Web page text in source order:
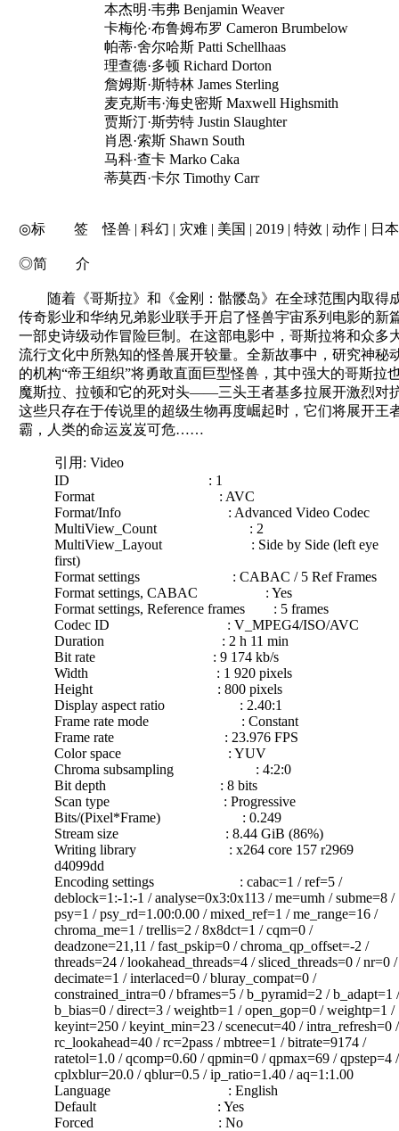
本杰明·韦弗 Benjamin Weaver
卡梅伦·布鲁姆布罗 Cameron Brumbelow
帕蒂·舍尔哈斯 Patti Schellhaas
理查德·多顿 Richard Dorton
詹姆斯·斯特林 James Sterling
麦克斯韦·海史密斯 Maxwell Highsmith
贾斯汀·斯劳特 Justin Slaughter
肖恩·索斯 Shawn South
马科·查卡 Marko Caka
蒂莫西·卡尔 Timothy Carr
◎标 签 怪兽 | 科幻 | 灾难 | 美国 | 2019 | 特效 | 动作 | 日本
◎简 介
随着《哥斯拉》和《金刚：骷髅岛》在全球范围内取得
传奇影业和华纳兄弟影业联手开启了怪兽宇宙系列电影的新
一部史诗级动作冒险巨制。在这部电影中，哥斯拉将和众多
流行文化中所熟知的怪兽展开较量。全新故事中，研究神秘
的机构“帝王组织”将勇敢直面巨型怪兽，其中强大的哥斯拉
魔斯拉、拉顿和它的死对头——三头王者基多拉展开激烈对
这些只存在于传说里的超级生物再度崛起时，它们将展开王
霸，人类的命运岌岌可危……
引用: Video
ID : 1
Format : AVC
Format/Info : Advanced Video Codec
MultiView_Count : 2
MultiView_Layout : Side by Side (left eye
first)
Format settings : CABAC / 5 Ref Frames
Format settings, CABAC : Yes
Format settings, Reference frames : 5 frames
Codec ID : V_MPEG4/ISO/AVC
Duration : 2 h 11 min
Bit rate : 9 174 kb/s
Width : 1 920 pixels
Height : 800 pixels
Display aspect ratio : 2.40:1
Frame rate mode : Constant
Frame rate : 23.976 FPS
Color space : YUV
Chroma subsampling : 4:2:0
Bit depth : 8 bits
Scan type : Progressive
Bits/(Pixel*Frame) : 0.249
Stream size : 8.44 GiB (86%)
Writing library : x264 core 157 r2969
d4099dd
Encoding settings : cabac=1 / ref=5 /
deblock=1:-1:-1 / analyse=0x3:0x113 / me=umh / subme=8 /
psy=1 / psy_rd=1.00:0.00 / mixed_ref=1 / me_range=16 /
chroma_me=1 / trellis=2 / 8x8dct=1 / cqm=0 /
deadzone=21,11 / fast_pskip=0 / chroma_qp_offset=-2 /
threads=24 / lookahead_threads=4 / sliced_threads=0 / nr=0 /
decimate=1 / interlaced=0 / bluray_compat=0 /
constrained_intra=0 / bframes=5 / b_pyramid=2 / b_adapt=1 /
b_bias=0 / direct=3 / weightb=1 / open_gop=0 / weightp=1 /
keyint=250 / keyint_min=23 / scenecut=40 / intra_refresh=0 /
rc_lookahead=40 / rc=2pass / mbtree=1 / bitrate=9174 /
ratetol=1.0 / qcomp=0.60 / qpmin=0 / qpmax=69 / qpstep=4 /
cplxblur=20.0 / qblur=0.5 / ip_ratio=1.40 / aq=1:1.00
Language : English
Default : Yes
Forced : No